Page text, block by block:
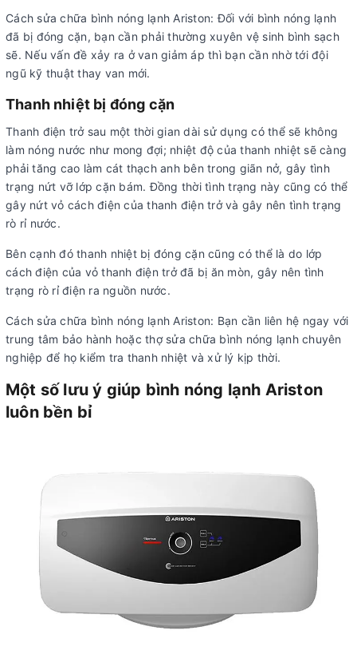
Cách sửa chữa bình nóng lạnh Ariston: Đối với bình nóng lạnh
đã bị đóng cặn, bạn cần phải thường xuyên vệ sinh bình sạch
sẽ. Nếu vấn đề xảy ra ở van giảm áp thì bạn cần nhờ tới đội
ngũ kỹ thuật thay van mới.
Thanh nhiệt bị đóng cặn
Thanh điện trở sau một thời gian dài sử dụng có thể sẽ không
làm nóng nước như mong đợi; nhiệt độ của thanh nhiệt sẽ càng
phải tăng cao làm cát thạch anh bên trong giãn nở, gây tình
trạng nứt vỡ lớp cặn bám. Đồng thời tình trạng này cũng có thể
gây nứt vỏ cách điện của thanh điện trở và gây nên tình trạng
rò rỉ nước.
Bên cạnh đó thanh nhiệt bị đóng cặn cũng có thể là do lớp
cách điện của vỏ thanh điện trở đã bị ăn mòn, gây nên tình
trạng rò rỉ điện ra nguồn nước.
Cách sửa chữa bình nóng lạnh Ariston: Bạn cần liên hệ ngay với
trung tâm bảo hành hoặc thợ sửa chữa bình nóng lạnh chuyên
nghiệp để họ kiểm tra thanh nhiệt và xử lý kịp thời.
Một số lưu ý giúp bình nóng lạnh Ariston
luôn bền bỉ